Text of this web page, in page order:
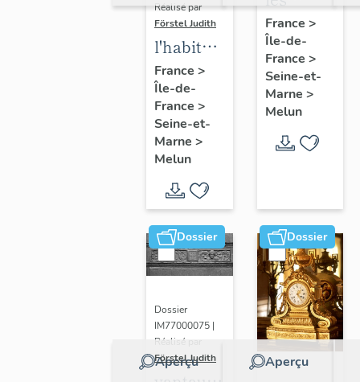
Réalisé par
Förstel Judith
l'habitat
à Melun
France >
Île-de-
France >
Seine-et-
Marne >
Melun
écoles
de
Melun
France >
Île-de-
France >
Seine-et-
Marne >
Melun
Dossier
Aperçu
Dossier
IM77000075 |
Réalisé par
Förstel Judith
Dossier
Aperçu